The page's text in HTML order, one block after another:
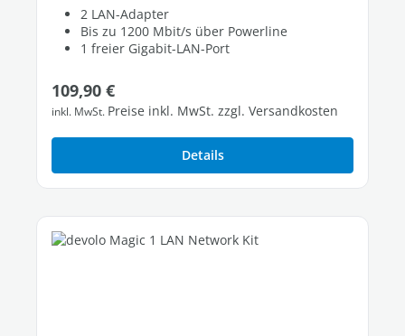
2 LAN-Adapter
Bis zu 1200 Mbit/s über Powerline
1 freier Gigabit-LAN-Port
Regulärer Preis:
109,90 €
inkl. MwSt. Preise inkl. MwSt. zzgl. Versandkosten
Details